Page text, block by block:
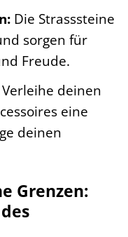
Die Strasssteine
sorgen für
Freude.
deinen
eine
deinen
Grenzen: